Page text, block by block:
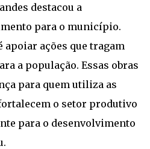
destacou a
para o município.
apoiar ações que tragam
a população. Essas obras
para quem utiliza as
o setor produtivo
para o desenvolvimento